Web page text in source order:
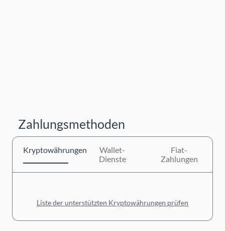
Zahlungsmethoden
Kryptowährungen
Wallet-
Dienste
Fiat-
Zahlungen
Liste der unterstützten Kryptowährungen prüfen